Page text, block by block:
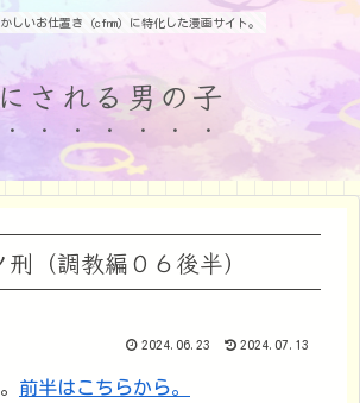
しいお仕置き（cfnm）に特化した漫画サイト。
される男の子
（調教編０６後半）
2024.06.23 2024.07.13
前半はこちらから。